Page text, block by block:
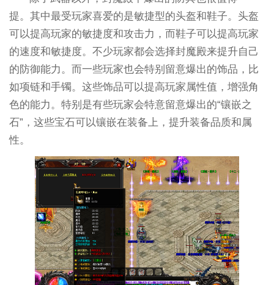
提。其中最受玩家喜爱的是敏捷型的头盔和鞋子。头盔
可以提高玩家的敏捷度和攻击力，而鞋子可以提高玩家
的速度和敏捷度。不少玩家都会选择封魔殿来提升自己
的防御能力。而一些玩家也会特别留意爆出的饰品，比
如项链和手镯。这些饰品可以提高玩家属性值，增强角
色的能力。特别是有些玩家会特意留意爆出的“镶嵌之
石”，这些宝石可以镶嵌在装备上，提升装备品质和属
性。